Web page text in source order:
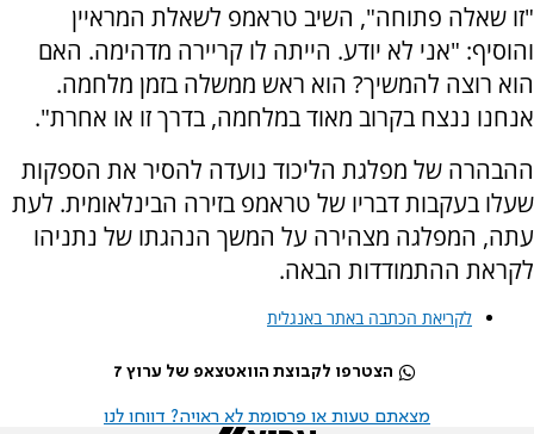
"זו שאלה פתוחה", השיב טראמפ לשאלת המראיין
והוסיף: "אני לא יודע. הייתה לו קריירה מדהימה. האם
הוא רוצה להמשיך? הוא ראש ממשלה בזמן מלחמה.
אנחנו ננצח בקרוב מאוד במלחמה, בדרך זו או אחרת".
ההבהרה של מפלגת הליכוד נועדה להסיר את הספקות
שעלו בעקבות דבריו של טראמפ בזירה הבינלאומית. לעת
עתה, המפלגה מצהירה על המשך הנהגתו של נתניהו
לקראת ההתמודדות הבאה.
לקריאת הכתבה באתר באנגלית
הצטרפו לקבוצת הוואטצאפ של ערוץ 7
מצאתם טעות או פרסומת לא ראויה? דווחו לנו